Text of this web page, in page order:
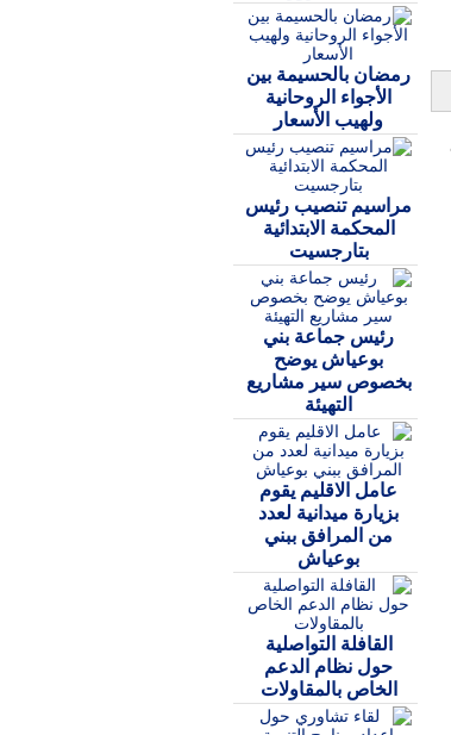
رمضان بالحسيمة بين
الأجواء الروحانية
ولهيب الأسعار
مراسيم تنصيب رئيس
المحكمة الابتدائية
بتارجسيت
رئيس جماعة بني
بوعياش يوضح
بخصوص سير مشاريع
التهيئة
عامل الاقليم يقوم
بزيارة ميدانية لعدد
من المرافق ببني
بوعياش
القافلة التواصلية
حول نظام الدعم
الخاص بالمقاولات